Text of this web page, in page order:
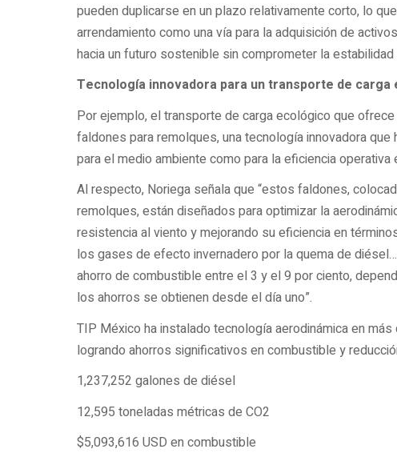
pueden duplicarse en un plazo relativamente corto, lo
arrendamiento como una vía para la adquisición de
hacia un futuro sostenible sin comprometer la
Tecnología innovadora para un transporte de carga
Por ejemplo, el transporte de carga ecológico que
faldones para remolques, una tecnología innovadora
para el medio ambiente como para la eficiencia
Al respecto, Noriega señala que “estos faldones,
remolques, están diseñados para optimizar la
resistencia al viento y mejorando su eficiencia en
los gases de efecto invernadero por la quema de
ahorro de combustible entre el 3 y el 9 por ciento,
los ahorros se obtienen desde el día uno”.
TIP México ha instalado tecnología aerodinámica en
logrando ahorros significativos en combustible y
1,237,252 galones de diésel
12,595 toneladas métricas de CO2
$5,093,616 USD en combustible